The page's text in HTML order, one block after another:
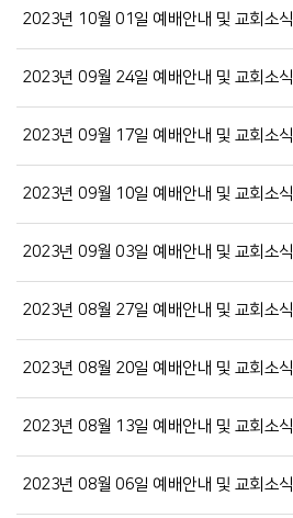
2023년 10월 01일 예배안내 및 교회소식
2023년 09월 24일 예배안내 및 교회소식
2023년 09월 17일 예배안내 및 교회소식
2023년 09월 10일 예배안내 및 교회소식
2023년 09월 03일 예배안내 및 교회소식
2023년 08월 27일 예배안내 및 교회소식
2023년 08월 20일 예배안내 및 교회소식
2023년 08월 13일 예배안내 및 교회소식
2023년 08월 06일 예배안내 및 교회소식